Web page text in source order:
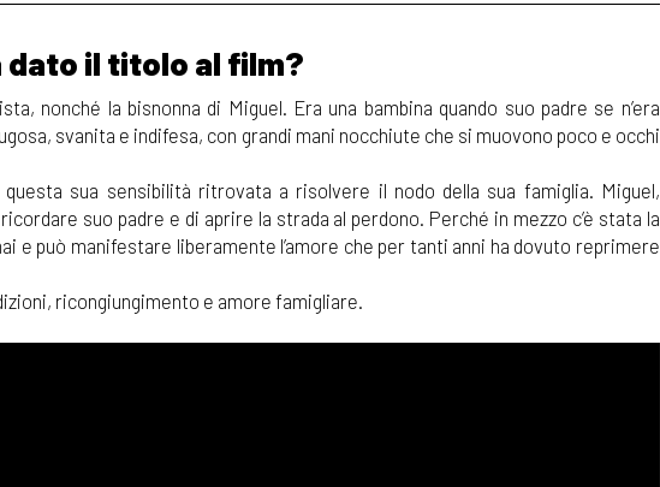
dato il titolo al film?
nonché la bisnonna di Miguel. Era una bambina quando suo padre se n’era
svanita e indifesa, con grandi mani nocchiute che si muovono poco e occhi
sua sensibilità ritrovata a risolvere il nodo della sua famiglia. Miguel,
suo padre e di aprire la strada al perdono. Perché in mezzo c’è stata la
e può manifestare liberamente l’amore che per tanti anni ha dovuto reprimere
ricongiungimento e amore famigliare.